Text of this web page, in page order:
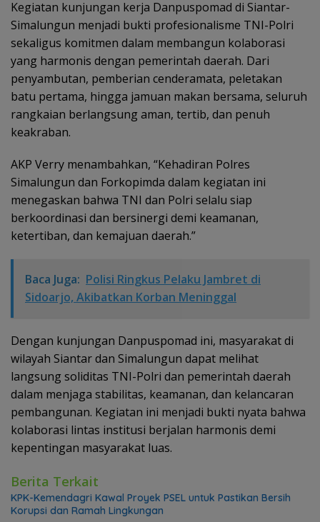
Kegiatan kunjungan kerja Danpuspomad di Siantar-
Simalungun menjadi bukti profesionalisme TNI-Polri
sekaligus komitmen dalam membangun kolaborasi
yang harmonis dengan pemerintah daerah. Dari
penyambutan, pemberian cenderamata, peletakan
batu pertama, hingga jamuan makan bersama, seluruh
rangkaian berlangsung aman, tertib, dan penuh
keakraban.
AKP Verry menambahkan, “Kehadiran Polres
Simalungun dan Forkopimda dalam kegiatan ini
menegaskan bahwa TNI dan Polri selalu siap
berkoordinasi dan bersinergi demi keamanan,
ketertiban, dan kemajuan daerah.”
Baca Juga: Polisi Ringkus Pelaku Jambret di
Sidoarjo, Akibatkan Korban Meninggal
Dengan kunjungan Danpuspomad ini, masyarakat di
wilayah Siantar dan Simalungun dapat melihat
langsung soliditas TNI-Polri dan pemerintah daerah
dalam menjaga stabilitas, keamanan, dan kelancaran
pembangunan. Kegiatan ini menjadi bukti nyata bahwa
kolaborasi lintas institusi berjalan harmonis demi
kepentingan masyarakat luas.
Berita Terkait
KPK-Kemendagri Kawal Proyek PSEL untuk Pastikan Bersih
Korupsi dan Ramah Lingkungan